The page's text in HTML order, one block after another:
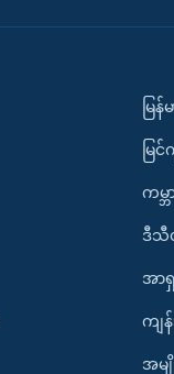
မြန်
မြ
ကမ္
ဒီသီ
အာရှ
ကျန်
အမ